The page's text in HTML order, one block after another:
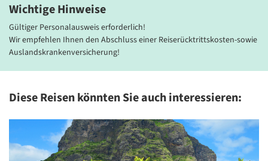
© Michelangelo International Travel ©
Wichtige Hinweise
Gültiger Personalausweis erforderlich!
Wir empfehlen Ihnen den Abschluss einer Reiserücktrittskosten-sowie
Auslandskrankenversicherung!
Diese Reisen könnten Sie auch interessieren: